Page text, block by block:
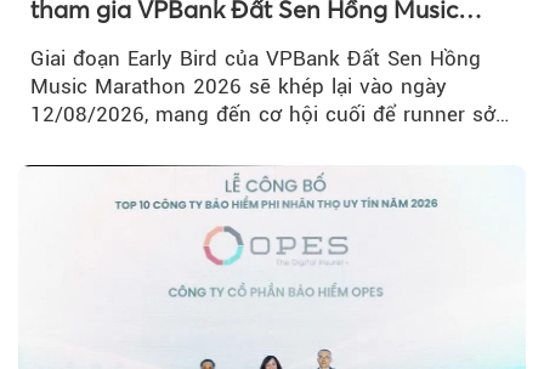
tham gia VPBank Đất Sen Hồng Music
Giai đoạn Early Bird của VPBank Đất Sen Hồng
Music Marathon 2026 sẽ khép lại vào ngày
12/08/2026, mang đến cơ hội cuối để runner sở